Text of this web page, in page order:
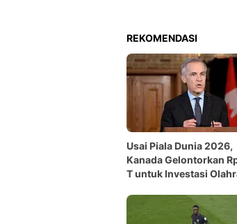
REKOMENDASI
Usai Piala Dunia 2026,
Kanada Gelontorkan
T untuk Investasi